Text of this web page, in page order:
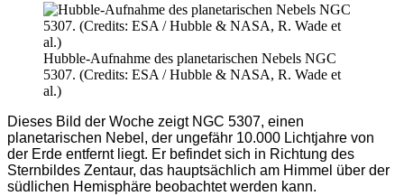
Hubble-Aufnahme des planetarischen Nebels NGC
5307. (Credits: ESA / Hubble & NASA, R. Wade et
al.)
Dieses Bild der Woche zeigt NGC 5307, einen
planetarischen Nebel, der ungefähr 10.000 Lichtjahre von
der Erde entfernt liegt. Er befindet sich in Richtung des
Sternbildes Zentaur, das hauptsächlich am Himmel über der
südlichen Hemisphäre beobachtet werden kann.